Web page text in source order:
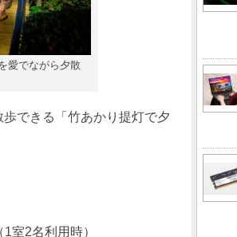
愛でながら夕散
できる「竹あかり提灯で夕
室2名利用時）